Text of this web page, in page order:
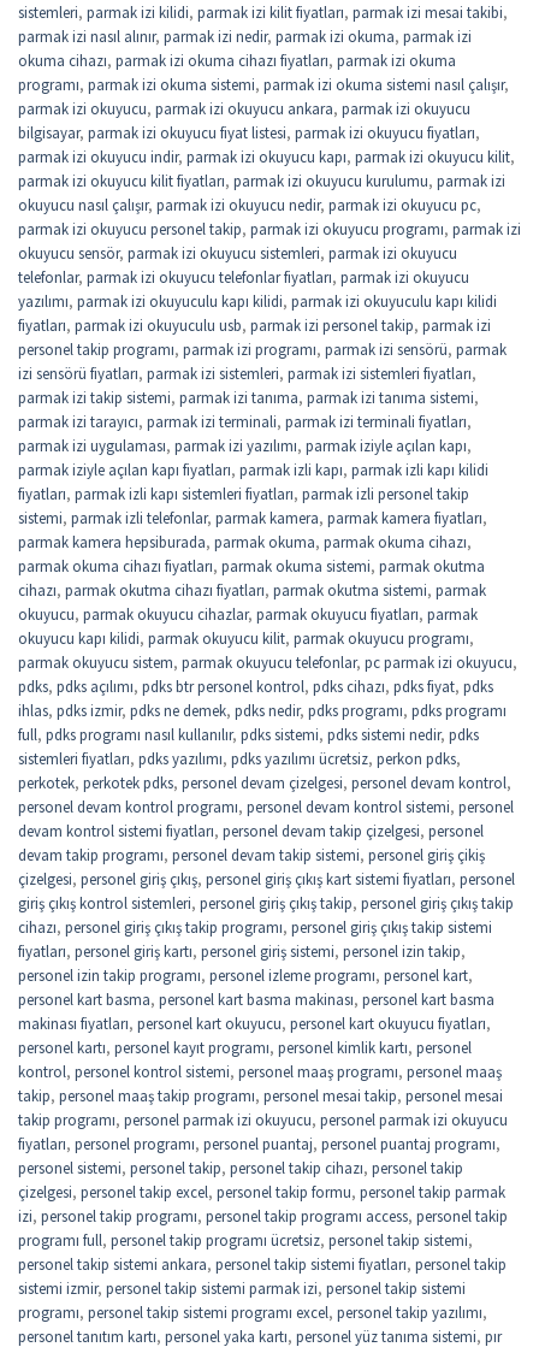
sistemleri, parmak izi kilidi, parmak izi kilit fiyatları, parmak izi mesai takibi,
parmak izi nasıl alınır, parmak izi nedir, parmak izi okuma, parmak izi
okuma cihazı, parmak izi okuma cihazı fiyatları, parmak izi okuma
programı, parmak izi okuma sistemi, parmak izi okuma sistemi nasıl çalışır,
parmak izi okuyucu, parmak izi okuyucu ankara, parmak izi okuyucu
bilgisayar, parmak izi okuyucu fiyat listesi, parmak izi okuyucu fiyatları,
parmak izi okuyucu indir, parmak izi okuyucu kapı, parmak izi okuyucu kilit,
parmak izi okuyucu kilit fiyatları, parmak izi okuyucu kurulumu, parmak izi
okuyucu nasıl çalışır, parmak izi okuyucu nedir, parmak izi okuyucu pc,
parmak izi okuyucu personel takip, parmak izi okuyucu programı, parmak izi
okuyucu sensör, parmak izi okuyucu sistemleri, parmak izi okuyucu
telefonlar, parmak izi okuyucu telefonlar fiyatları, parmak izi okuyucu
yazılımı, parmak izi okuyuculu kapı kilidi, parmak izi okuyuculu kapı kilidi
fiyatları, parmak izi okuyuculu usb, parmak izi personel takip, parmak izi
personel takip programı, parmak izi programı, parmak izi sensörü, parmak
izi sensörü fiyatları, parmak izi sistemleri, parmak izi sistemleri fiyatları,
parmak izi takip sistemi, parmak izi tanıma, parmak izi tanıma sistemi,
parmak izi tarayıcı, parmak izi terminali, parmak izi terminali fiyatları,
parmak izi uygulaması, parmak izi yazılımı, parmak iziyle açılan kapı,
parmak iziyle açılan kapı fiyatları, parmak izli kapı, parmak izli kapı kilidi
fiyatları, parmak izli kapı sistemleri fiyatları, parmak izli personel takip
sistemi, parmak izli telefonlar, parmak kamera, parmak kamera fiyatları,
parmak kamera hepsiburada, parmak okuma, parmak okuma cihazı,
parmak okuma cihazı fiyatları, parmak okuma sistemi, parmak okutma
cihazı, parmak okutma cihazı fiyatları, parmak okutma sistemi, parmak
okuyucu, parmak okuyucu cihazlar, parmak okuyucu fiyatları, parmak
okuyucu kapı kilidi, parmak okuyucu kilit, parmak okuyucu programı,
parmak okuyucu sistem, parmak okuyucu telefonlar, pc parmak izi okuyucu,
pdks, pdks açılımı, pdks btr personel kontrol, pdks cihazı, pdks fiyat, pdks
ihlas, pdks izmir, pdks ne demek, pdks nedir, pdks programı, pdks programı
full, pdks programı nasıl kullanılır, pdks sistemi, pdks sistemi nedir, pdks
sistemleri fiyatları, pdks yazılımı, pdks yazılımı ücretsiz, perkon pdks,
perkotek, perkotek pdks, personel devam çizelgesi, personel devam kontrol,
personel devam kontrol programı, personel devam kontrol sistemi, personel
devam kontrol sistemi fiyatları, personel devam takip çizelgesi, personel
devam takip programı, personel devam takip sistemi, personel giriş çikiş
çizelgesi, personel giriş çıkış, personel giriş çıkış kart sistemi fiyatları, personel
giriş çıkış kontrol sistemleri, personel giriş çıkış takip, personel giriş çıkış takip
cihazı, personel giriş çıkış takip programı, personel giriş çıkış takip sistemi
fiyatları, personel giriş kartı, personel giriş sistemi, personel izin takip,
personel izin takip programı, personel izleme programı, personel kart,
personel kart basma, personel kart basma makinası, personel kart basma
makinası fiyatları, personel kart okuyucu, personel kart okuyucu fiyatları,
personel kartı, personel kayıt programı, personel kimlik kartı, personel
kontrol, personel kontrol sistemi, personel maaş programı, personel maaş
takip, personel maaş takip programı, personel mesai takip, personel mesai
takip programı, personel parmak izi okuyucu, personel parmak izi okuyucu
fiyatları, personel programı, personel puantaj, personel puantaj programı,
personel sistemi, personel takip, personel takip cihazı, personel takip
çizelgesi, personel takip excel, personel takip formu, personel takip parmak
izi, personel takip programı, personel takip programı access, personel takip
programı full, personel takip programı ücretsiz, personel takip sistemi,
personel takip sistemi ankara, personel takip sistemi fiyatları, personel takip
sistemi izmir, personel takip sistemi parmak izi, personel takip sistemi
programı, personel takip sistemi programı excel, personel takip yazılımı,
personel tanıtım kartı, personel yaka kartı, personel yüz tanıma sistemi, pır